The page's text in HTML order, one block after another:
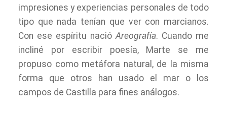
impresiones y experiencias personales de todo
tipo que nada tenían que ver con marcianos.
Con ese espíritu nacióAreografía. Cuando me
incliné por escribir poesía, Marte se me
propuso como metáfora natural, de la misma
forma que otros han usado el mar o los
campos de Castilla para fines análogos.